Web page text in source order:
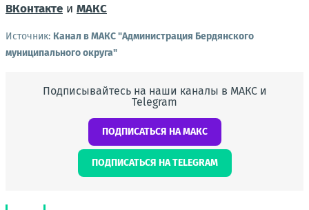
ВКонтакте и МАКС
Источник: Канал в МАКС "Администрация Бердянского
муниципального округа"
Подписывайтесь на наши каналы в МАКС и
Telegram
ПОДПИСАТЬСЯ НА МАКС
ПОДПИСАТЬСЯ НА TELEGRAM